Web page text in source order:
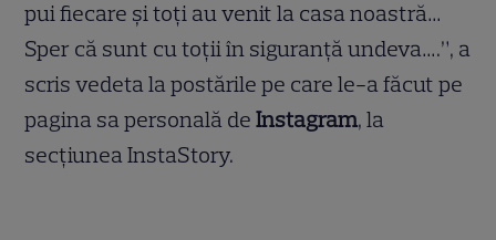
pui fiecare și toți au venit la casa noastră…
Sper că sunt cu toții în siguranță undeva….”, a
scris vedeta la postările pe care le-a făcut pe
pagina sa personală deInstagram, la
secțiunea InstaStory.